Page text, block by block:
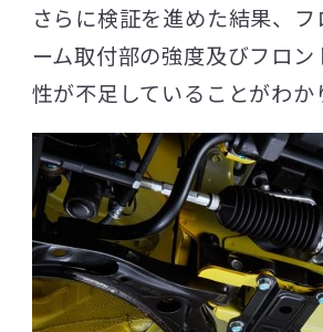
さらに検証を進めた結果、
ーム取付部の強度及びフロン
性が不足していることがわか